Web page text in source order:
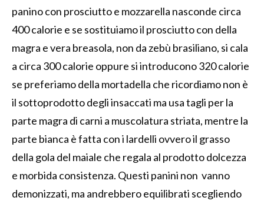
panino con prosciutto e mozzarella nasconde circa
400 calorie e se sostituiamo il prosciutto con della
magra e vera breasola, non da zebù brasiliano, si cala
a circa 300 calorie oppure si introducono 320 calorie
se preferiamo della mortadella che ricordiamo non è
il sottoprodotto degli insaccati ma usa tagli per la
parte magra di carni a muscolatura striata, mentre la
parte bianca è fatta con i lardelli ovvero il grasso
della gola del maiale che regala al prodotto dolcezza
e morbida consistenza. Questi panini non vanno
demonizzati, ma andrebbero equilibrati scegliendo